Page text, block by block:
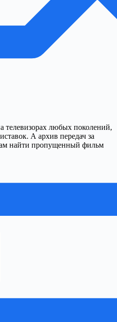
любых поколений,
А архив передач за
найти пропущенный фильм